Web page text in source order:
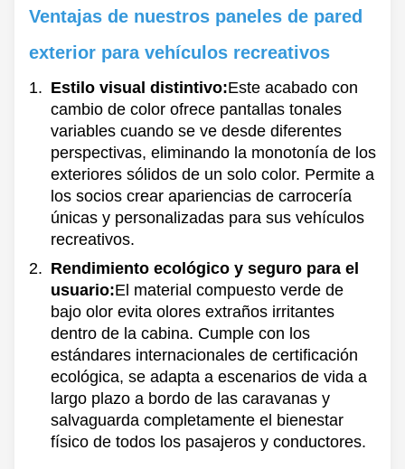
Ventajas de nuestros paneles de pared
exterior para vehículos recreativos
Estilo visual distintivo:Este acabado con
cambio de color ofrece pantallas tonales
variables cuando se ve desde diferentes
perspectivas, eliminando la monotonía de los
exteriores sólidos de un solo color. Permite a
los socios crear apariencias de carrocería
únicas y personalizadas para sus vehículos
recreativos.
Rendimiento ecológico y seguro para el
usuario:El material compuesto verde de
bajo olor evita olores extraños irritantes
dentro de la cabina. Cumple con los
estándares internacionales de certificación
ecológica, se adapta a escenarios de vida a
largo plazo a bordo de las caravanas y
salvaguarda completamente el bienestar
físico de todos los pasajeros y conductores.